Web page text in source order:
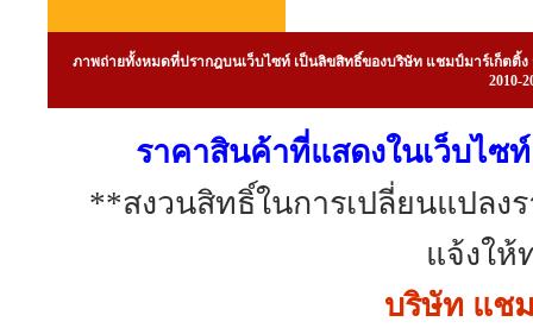
ภาพถ่ายทั้งหมดที่ปรากฎบนเว็บไซท์ เป็นลิขสิทธิ์ของบริษัท แชมป์มาร์เก็ต
2010-
ราคาสินค้าที่แสดงในเว็บไซ
**สงวนสิทธิ์ในการเปลี่ยนแปล
แจ้งให้
บริษัท แช